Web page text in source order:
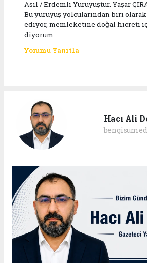
Asil / Erdemli Yürüyüştür. Yaşar
Bu yürüyüş yolcularından biri
ediyor, memleketine doğal hicreti
diyorum.
Yorumu Yanıtla
Hacı Ali